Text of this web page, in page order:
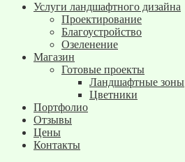
Услуги ландшафтного дизайна
Проектирование
Благоустройство
Озеленение
Магазин
Готовые проекты
Ландшафтные зоны
Цветники
Портфолио
Отзывы
Цены
Контакты